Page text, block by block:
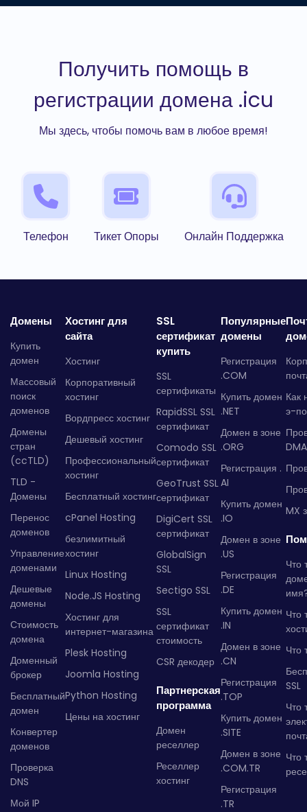
Получить помощь в
регистрации домена .icu
Мы здесь, чтобы помочь вам в любое время!
Телефон Тикет Опоры Онлайн Поддержка
Домены
Купить
домен
Массовый
поиск
доменов
Домены
стран
(ccTLD)
TLD -
Домены
Перенос
доменов
Управление
доменами
Дешевые
домены
Стоимость
домена
Доменный
брокер
Бесплатный
домен
Конвертер
доменов
Проверка
DNS
Мой IP
Хостинг для
сайта
Хостинг
Корпоративный
хостинг
Вордпресс хостинг
Дешевый хостинг
Профессиональный
хостинг
Бесплатный хостинг
cPanel Hosting
безлимитный
хостинг
Linux Hosting
Node.JS Hosting
Хостинг для
интернет-магазина
Plesk Hosting
Joomla Hosting
Python Hosting
Цены на хостинг
SSL
сертификат
купить
SSL
сертификаты
RapidSSL SSL
сертификат
Comodo SSL
сертификат
GeoTrust SSL
сертификат
DigiCert SSL
сертификат
GlobalSign
SSL
Sectigo SSL
SSL
сертификат
стоимость
CSR декодер
Партнерская
программа
Домен
реселлер
Реселлер
хостинг
Популярные
домены
Регистрация
.COM
Купить домен
.NET
Домен в зоне
.ORG
Регистрация .
AI
Купить домен
.IO
Домен в зоне
.US
Регистрация
.DE
Купить домен
.IN
Домен в зоне
.CN
Регистрация
.TOP
Купить домен
.SITE
Домен в зоне
.COM.TR
Регистрация
.TR
Как
э-
MX
Что
Что
Что
SSL
Что
Что